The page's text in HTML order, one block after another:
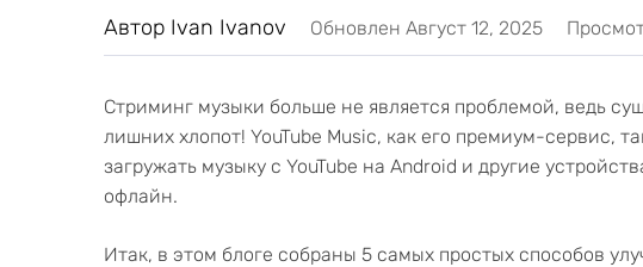
Автор Ivan Ivanov Обновлен Август 12, 2025
Стриминг музыки больше не является проблемой, ведь
лишних хлопот! YouTube Music, как его премиум-сервис,
загружать музыку с YouTube на Android и другие
офлайн.
Итак, в этом блоге собраны 5 самых простых способов